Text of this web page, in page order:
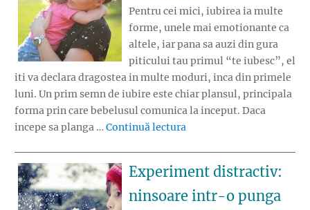
Pentru cei mici, iubirea ia multe
forme, unele mai emotionante ca
altele, iar pana sa auzi din gura
piticului tau primul “te iubesc”, el
iti va declara dragostea in multe moduri, inca din primele
luni. Un prim semn de iubire este chiar plansul, principala
forma prin care bebelusul comunica la inceput. Daca
incepe sa planga … Continuă lectura
Experiment distractiv:
ninsoare intr-o punga